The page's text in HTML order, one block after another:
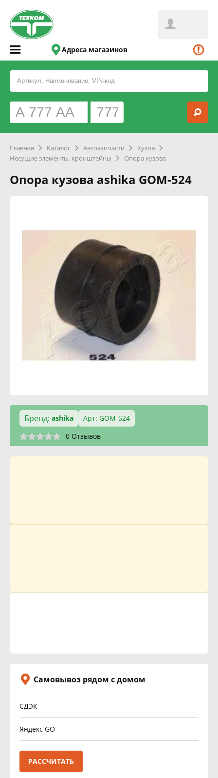
Адреса магазинов
Главная Каталог Автозапчасти
Кузов
Несущие элементы, кронштейны
Опора кузова
Опора кузова ashika GOM-524
Бренд: ashika
Арт: GOM-524
0 Отзывов
Самовывоз рядом с домом
СДЭК
Яндекс GO
РАССЧИТАТЬ